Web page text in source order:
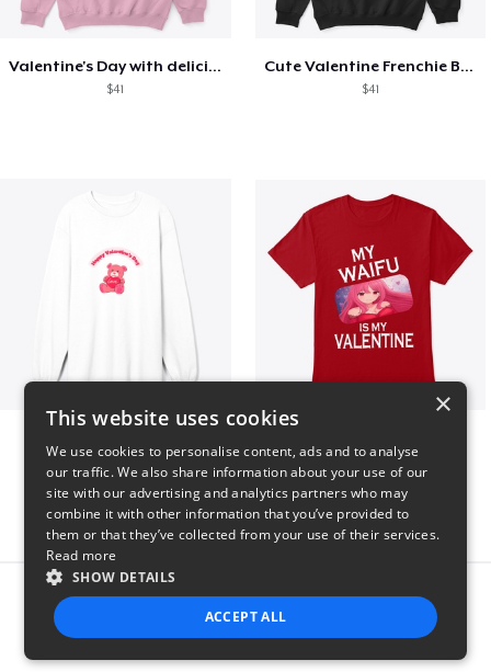
Valentine's Day with delicious food
$41
Cute Valentine Frenchie Bulldog
$41
Report this product
×
This website uses cookies
We use cookies to personalise content, ads and to analyse
our traffic. We also share information about your use of our
site with our advertising and analytics partners who may
combine it with other information that you’ve provided to
them or that they’ve collected from your use of their services.
Read more
SHOW DETAILS
ACCEPT ALL